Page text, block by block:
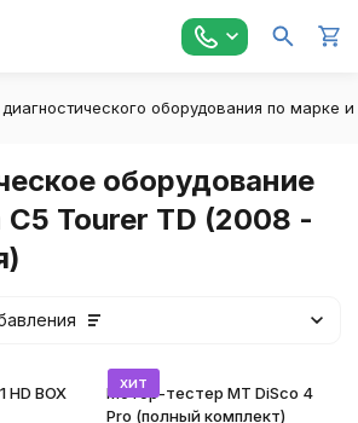
оборудования по марке
оборудование
Tourer TD (2008 -
HD BOX
хит
Мотор-тестер MT DiSco 4
Pro (полный комплект)